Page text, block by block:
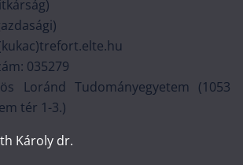
035279
Loránd Tudományegyetem (1053
tér 1-3.)
Károly dr.